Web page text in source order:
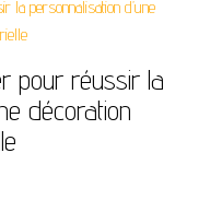
pour réussir la
décoration